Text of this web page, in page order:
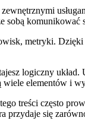
sobą komunikować
metryki.
logiczny układ.
elementów i
treści często
przydaje się